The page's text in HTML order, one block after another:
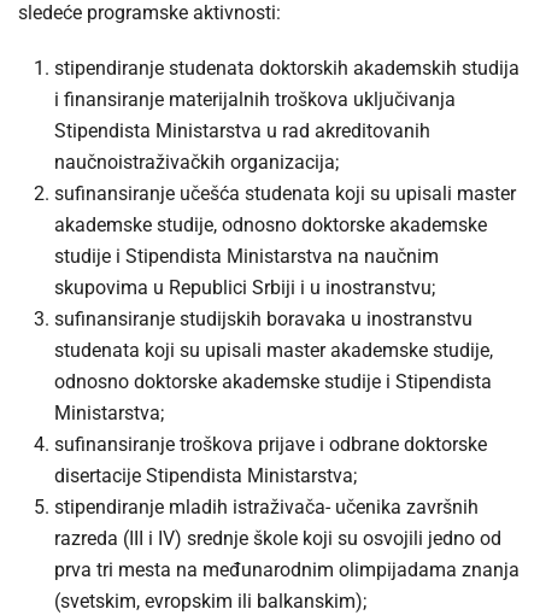
sledeće programske aktivnosti:
stipendiranje studenata doktorskih akademskih studija
i finansiranje materijalnih troškova uključivanja
Stipendista Ministarstva u rad akreditovanih
naučnoistraživačkih organizacija;
sufinansiranje učešća studenata koji su upisali master
akademske studije, odnosno doktorske akademske
studije i Stipendista Ministarstva na naučnim
skupovima u Republici Srbiji i u inostranstvu;
sufinansiranje studijskih boravaka u inostranstvu
studenata koji su upisali master akademske studije,
odnosno doktorske akademske studije i Stipendista
Ministarstva;
sufinansiranje troškova prijave i odbrane doktorske
disertacije Stipendista Ministarstva;
stipendiranje mladih istraživača- učenika završnih
razreda (III i IV) srednje škole koji su osvojili jedno od
prva tri mesta na međunarodnim olimpijadama znanja
(svetskim, evropskim ili balkanskim);